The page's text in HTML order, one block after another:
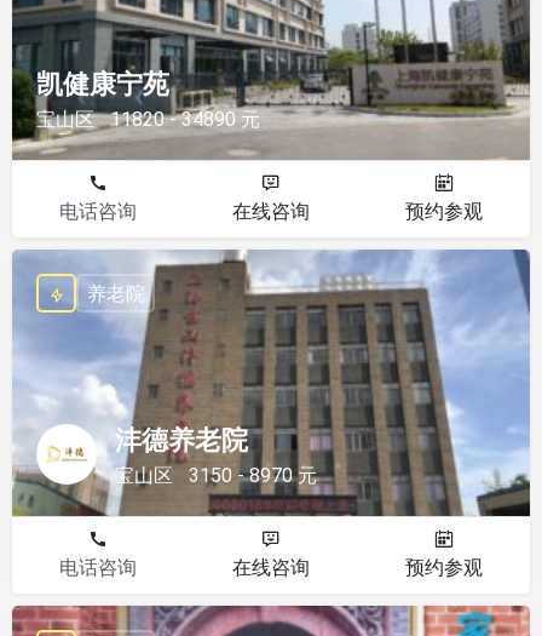
凯健康宁苑
宝山区 11820 - 34890 元
电话咨询 在线咨询 预约参观
沣德养老院
宝山区 3150 - 8970 元
养老院
电话咨询 在线咨询 预约参观